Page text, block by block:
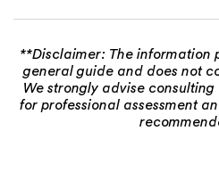
**Disclaimer: The information
general guide and does not
We strongly advise
for professional assessment